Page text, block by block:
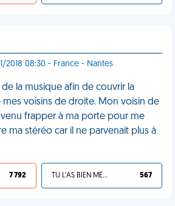
2018 08:30 - France - Nantes
la musique afin de couvrir la
voisins de droite. Mon voisin de
frapper à ma porte pour me
ma stéréo car il ne parvenait plus à
7 792 TU L'AS BIEN MÉRITÉ 567